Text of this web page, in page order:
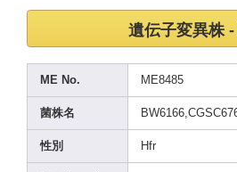
遺伝子変異株 -
ME No. ME8485
菌株名 BW6166,CGS
性別 Hfr